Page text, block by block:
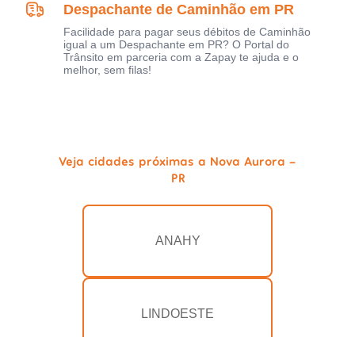
Despachante de Caminhão em PR
Facilidade para pagar seus débitos de Caminhão
igual a um Despachante em PR? O Portal do
Trânsito em parceria com a Zapay te ajuda e o
melhor, sem filas!
Veja cidades próximas a Nova Aurora -
PR
ANAHY
LINDOESTE